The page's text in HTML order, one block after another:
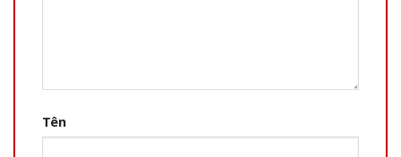
Tên